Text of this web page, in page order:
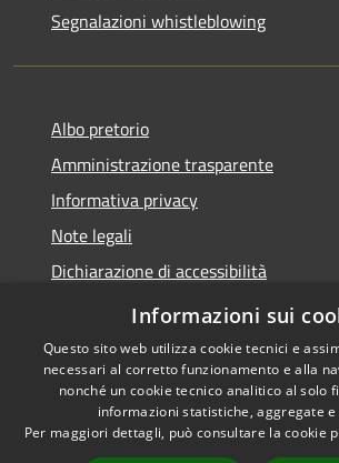
Segnalazioni whistleblowing
Albo pretorio
Amministrazione trasparente
Informativa privacy
Note legali
Dichiarazione di accessibilità
Meccanismo di Feedback
Accessibilità
Copyright
Informazioni sui
Questo sito web utilizza cookie tecnici e
necessari al corretto funzionamento e alla
nonché un cookie tecnico analitico al solo
informazioni statistiche, aggregate
Per maggiori dettagli, può consultare la cookie